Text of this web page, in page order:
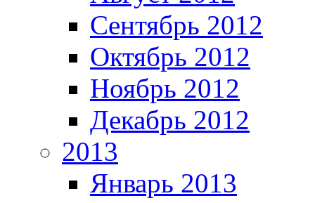
Сентябрь 2012
Октябрь 2012
Ноябрь 2012
Декабрь 2012
2013
Январь 2013